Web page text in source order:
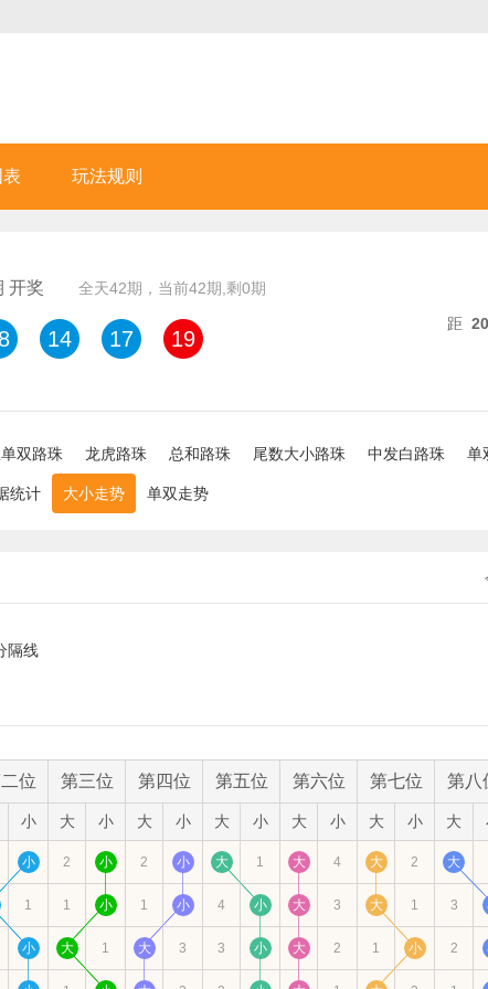
玩法规则
开奖 全天42期，当前42期,剩0期
14 17 19
距
双路珠 龙虎路珠 总和路珠 尾数大小路珠 中发白路珠 单
统计 大小走势 单双走势
隔线
位 第三位 第四位 第五位 第六位 第七位 第八
小 大 小 大 小 大 小 大 小 大 小 大
小 2 小 2 小 大 1 大 4 大 2 大
1 1 小 1 小 4 小 大 3 大 1 3
小 大 1 大 3 3 小 大 2 1 小 2